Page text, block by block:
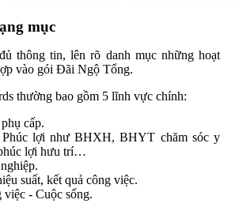
mục
thông tin, lên rõ danh mục những hoạt
vào gói Đãi Ngộ Tổng.
thường bao gồm 5 lĩnh vực chính:
cấp.
Phúc lợi như BHXH, BHYT chăm sóc y
lợi hưu trí…
suất, kết quả công việc.
việc - Cuộc sống.